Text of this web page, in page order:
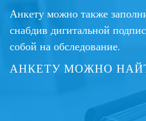
Анкету можно также
снабдив дигитальной
собой на обследование.
АНКЕТУ МОЖНО